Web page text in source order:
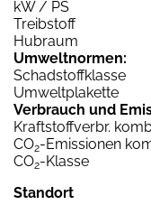
kW / PS
Treibstoff
Hubraum
Umweltnormen:
Schadstoffklasse
Umweltplakette
Verbrauch und
Kraftstoffverbr.
CO2-Emissionen
CO2-Klasse
Standort